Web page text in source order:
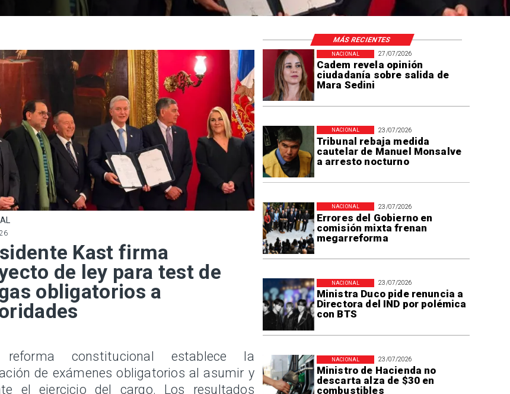
27/07/2026
Cadem revela opinión
ciudadanía sobre salida de
Mara Sedini
NACIONAL
23/07/2026
Tribunal rebaja medida
cautelar de Manuel Monsalve
a arresto nocturno
NACIONAL
23/07/2026
Errores del Gobierno en
comisión mixta frenan
megarreforma
NACIONAL
23/07/2026
Ministra Duco pide renuncia a
Directora del IND por polémica
con BTS
NACIONAL
23/07/2026
Ministro de Hacienda no
descarta alza de $30 en
combustibles
NACIONAL
Kast firma
de ley para test de
obligatorios a
constitucional establece la
de exámenes obligatorios al asumir y
el ejercicio del cargo. Los resultados
MÁS RECIENTES